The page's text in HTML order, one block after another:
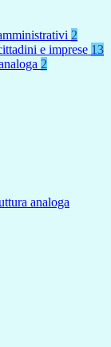
2
e imprese 13
2
analoga